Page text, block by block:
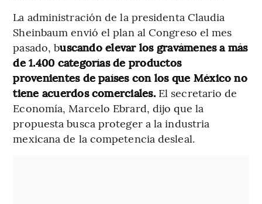
La administración de la presidenta Claudia
Sheinbaum envió el plan al Congreso el mes
pasado, buscando elevar los gravámenes a más
de 1.400 categorías de productos
provenientes de países con los que México no
tiene acuerdos comerciales.El secretario de
Economía, Marcelo Ebrard, dijo que la
propuesta busca proteger a la industria
mexicana de la competencia desleal.